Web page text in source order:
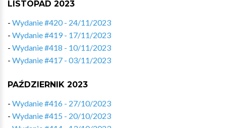
LISTOPAD 2023
- Wydanie #420 - 24/11/2023
- Wydanie #419 - 17/11/2023
- Wydanie #418 - 10/11/2023
- Wydanie #417 - 03/11/2023
PAŹDZIERNIK 2023
- Wydanie #416 - 27/10/2023
- Wydanie #415 - 20/10/2023